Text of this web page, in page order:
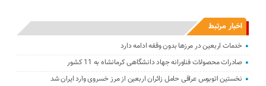
اخبار مرتبط
خدمات اربعین در مرزها بدون وقفه ادامه دارد
صادرات محصولات فناورانه جهاد دانشگاهی کرمانشاه به 11 کشور
نخستین اتوبوس عراقی حامل زائران اربعین از مرز خسروی وارد ایران شد